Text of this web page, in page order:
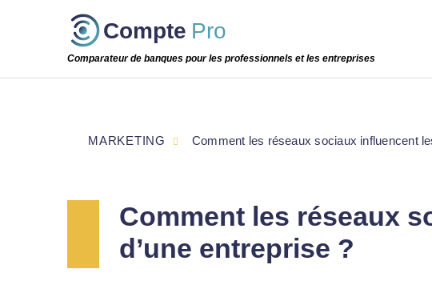
Compte Pro
Comparateur de banques pour les professionnels et les entreprises
Comment les réseaux
d’une entreprise ?
MARKETING Comment les réseaux sociaux influencent